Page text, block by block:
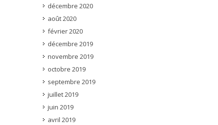
décembre 2020
août 2020
février 2020
décembre 2019
novembre 2019
octobre 2019
septembre 2019
juillet 2019
juin 2019
avril 2019